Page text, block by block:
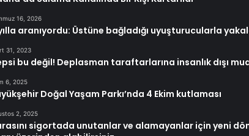
16, 2026
aranıyordu: Üstüne bağladığı uyuşturucularla
31, 2023
bu değil! Deplasman taraftarlarına insanlık dışı
6, 2025
Doğal Yaşam Parkı’nda 4 Ekim kutlaması
2, 2025
sigortada unutanlar ve alamayanlar için yeni